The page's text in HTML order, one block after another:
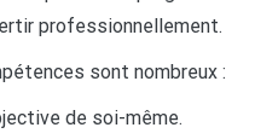
professionnellement.
sont nombreux :
de soi-même.